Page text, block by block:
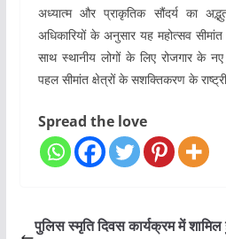
अध्यात्म और प्राकृतिक सौंदर्य का
अधिकारियों के अनुसार यह महोत्सव
साथ स्थानीय लोगों के लिए रोजगार के
पहल सीमांत क्षेत्रों के सशक्तिकरण के
Spread the love
पुलिस स्मृति दिवस कार्यक्रम में शामिल